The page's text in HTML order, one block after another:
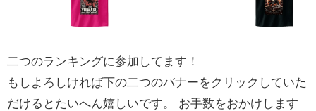
二つのランキングに参加してます！
もしよろしければ下の二つのバナーをクリックしていた
だけるとたいへん嬉しいです。 お手数をおかけします